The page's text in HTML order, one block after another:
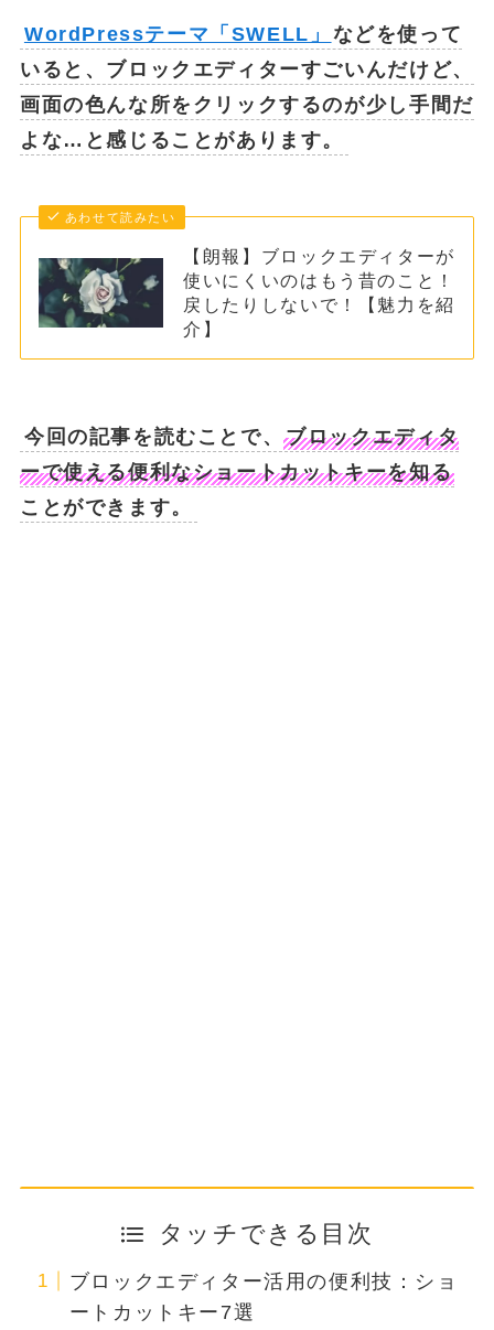
WordPressテーマ「SWELL」 などを使って
いると、ブロックエディターすごいんだけど、
画面の色んな所をクリックするのが少し手間だ
よな…と感じることがあります。
あわせて読みたい
【朗報】ブロックエディターが
使いにくいのはもう昔のこと！
戻したりしないで！【魅力を紹
介】
今回の記事を読むことで、ブロックエディタ
ーで使える便利なショートカットキーを知る
ことができます。
タッチできる目次
ブロックエディター活用の便利技：ショ
ートカットキー7選